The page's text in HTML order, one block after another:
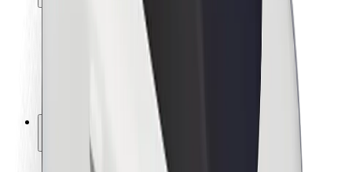
Sécurité des passagers
Sécurité des chauffeurs
Sécurité à trottinette
Emplacements